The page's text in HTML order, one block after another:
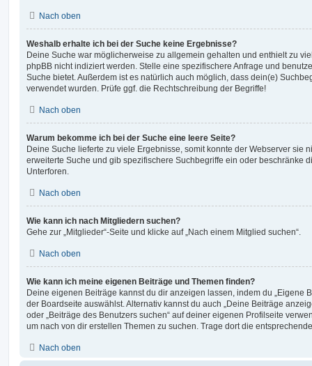
Nach oben
Weshalb erhalte ich bei der Suche keine Ergebnisse?
Deine Suche war möglicherweise zu allgemein gehalten und enthielt zu
phpBB nicht indiziert werden. Stelle eine spezifischere Anfrage und
Suche bietet. Außerdem ist es natürlich auch möglich, dass dein(e)
verwendet wurden. Prüfe ggf. die Rechtschreibung der Begriffe!
Nach oben
Warum bekomme ich bei der Suche eine leere Seite?
Deine Suche lieferte zu viele Ergebnisse, somit konnte der Webserver sie
erweiterte Suche und gib spezifischere Suchbegriffe ein oder beschränke
Unterforen.
Nach oben
Wie kann ich nach Mitgliedern suchen?
Gehe zur „Mitglieder“-Seite und klicke auf „Nach einem Mitglied suchen“.
Nach oben
Wie kann ich meine eigenen Beiträge und Themen finden?
Deine eigenen Beiträge kannst du dir anzeigen lassen, indem du „Eigene
der Boardseite auswählst. Alternativ kannst du auch „Deine Beiträge
oder „Beiträge des Benutzers suchen“ auf deiner eigenen Profilseite
um nach von dir erstellen Themen zu suchen. Trage dort die
Nach oben